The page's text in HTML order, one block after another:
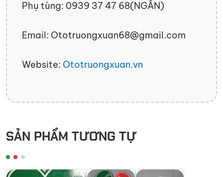
Phụ tùng: 0939 37 47 68(NGÂN)
Email: Ototruongxuan68@gmail.com
Website: Ototruongxuan.vn
SẢN PHẨM TƯƠNG TỰ